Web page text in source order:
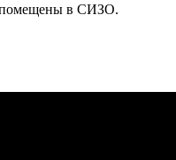
помещены в СИЗО.